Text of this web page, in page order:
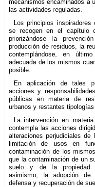
mecanismos encaminados a
las actividades reguladas.
Los principios
se recogen en el capítulo
priorizándose la
producción de residuos, la
contemplándose, en
adecuada de los mismos
posible.
En aplicación de tales
acciones y
públicas en materia de
urbanos y restantes tipologías
La intervención en
contempla las acciones
alteraciones perjudiciales
limitación de usos en
contaminación de los
que la contaminación de un
suelo y de la propiedad
asimismo, la adopción de
defensa y recuperación de